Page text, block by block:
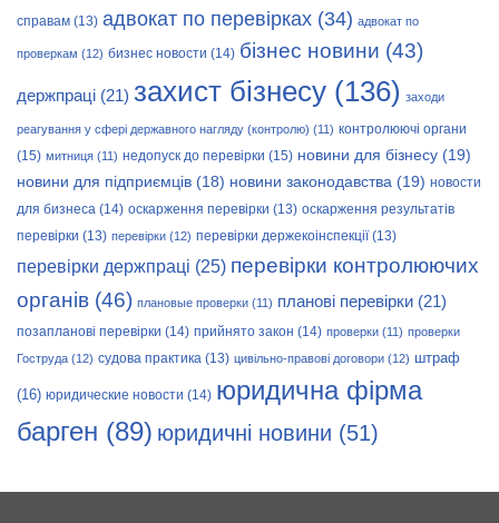
справам (13) адвокат по перевірках (34) адвокат по
проверкам (12) бизнес новости (14) бізнес новини (43)
держпраці (21) захист бізнесу (136) заходи
реагування у сфері державного нагляду (контролю) (11) контролюючі органи
(15) митниця (11) недопуск до перевірки (15) новини для бізнесу (19)
новини для підприємців (18) новини законодавства (19) новости
для бизнеса (14) оскарження перевірки (13) оскарження результатів
перевірки (13) перевірки (12) перевірки держекоінспекції(13)
перевірки держпраці (25) перевірки контролюючих
органів (46) плановые проверки (11) планові перевірки (21)
позапланові перевірки (14) прийнято закон (14) проверки (11) проверки
Гоструда (12) судова практика (13) цивільно-правові договори (12) штраф
(16) юридические новости (14) юридична фірма
барген (89) юридичні новини (51)